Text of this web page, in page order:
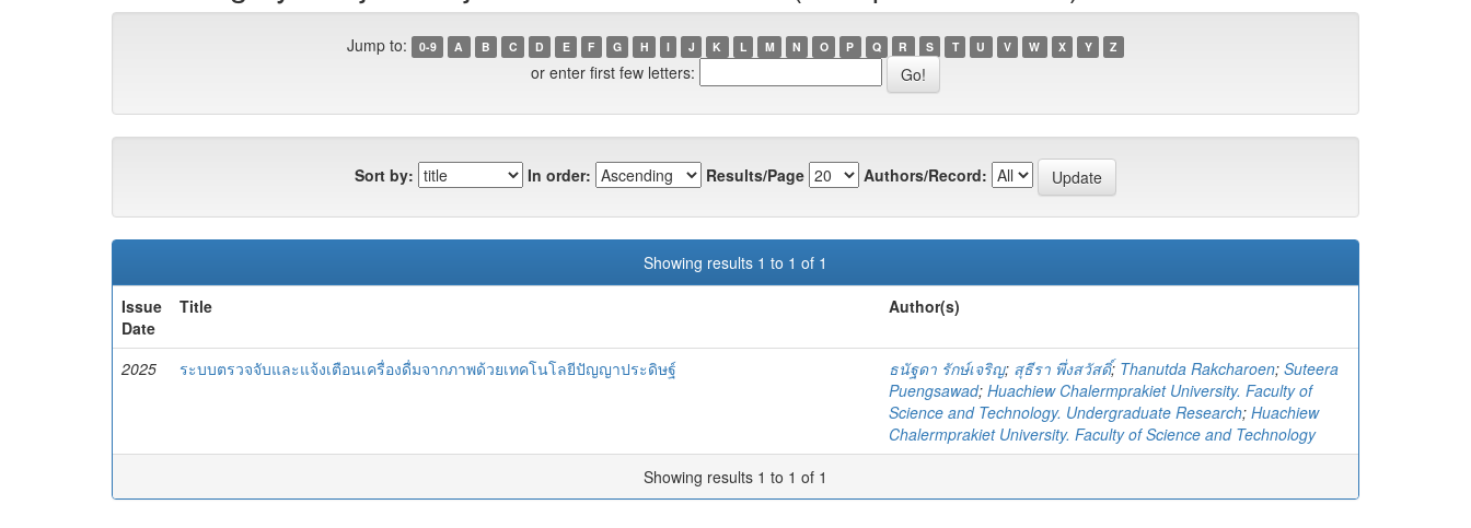
Jump to: 0-9 A B C D E F G H I J K L M N O P Q R S T U V W X Y Z
or enter first few letters:
Sort by: In order: Results/Page Authors/Record:
Showing results 1 to 1 of 1
Issue
Date
Title Author(s)
2025 ระบบตรวจจับและแจ้งเตือนเครื่องดื่มจากภาพด้วยเทคโนโลยีปัญญาประดิษฐ์ ธนัฐดา รักษ์เจริญ; สุธีรา พึ่งสวัสดิ์; Thanutda Rakcharoen; Suteera
Puengsawad; Huachiew Chalermprakiet University. Faculty of
Science and Technology. Undergraduate Research; Huachiew
Chalermprakiet University. Faculty of Science and Technology
Showing results 1 to 1 of 1